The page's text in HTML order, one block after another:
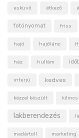
esküvő étkező
fotónyomat friss
hajó hajólánc
ház hullám
interjú kedves
kézzel készült kilincs
lakberendezés
madártoll marketing